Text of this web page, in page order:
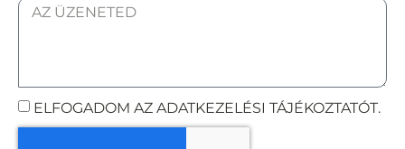
ELFOGADOM AZ ADATKEZELÉSI TÁJÉKOZTATÓT.